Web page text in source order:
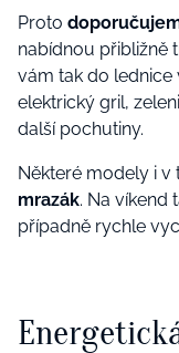
Proto
nabídnou přibližně
vám tak do lednice
elektrický gril,
další pochutiny.
Některé modely i
mrazák. Na víkend
případně rychle